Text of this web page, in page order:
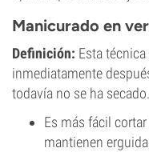
Manicurado en
Definición: Esta
inmediatamente
todavía no se ha secado.
Es más fácil
mantienen